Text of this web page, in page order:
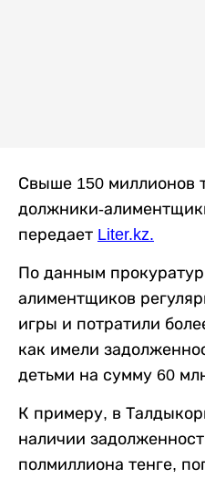
Свыше 150 миллионов
должники-
передает Liter.kz.
По данным
алиментщиков
игры и потратили
как имели
детьми на сумму 60
К примеру, в
наличии
полмиллиона тенге,